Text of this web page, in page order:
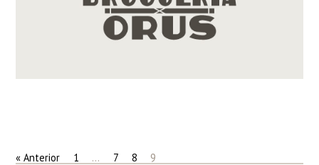
« Anterior 1 … 7 8 9